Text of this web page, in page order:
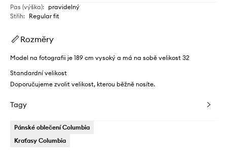
Pas (výška): pravidelný
Střih: Regular fit
Rozměry
Model na fotografii je 189 cm vysoký a má na sobě velikost 32
Standardní velikost
Doporučujeme zvolit velikost, kterou běžně nosíte.
Tagy
Pánské oblečení Columbia
Kraťasy Columbia